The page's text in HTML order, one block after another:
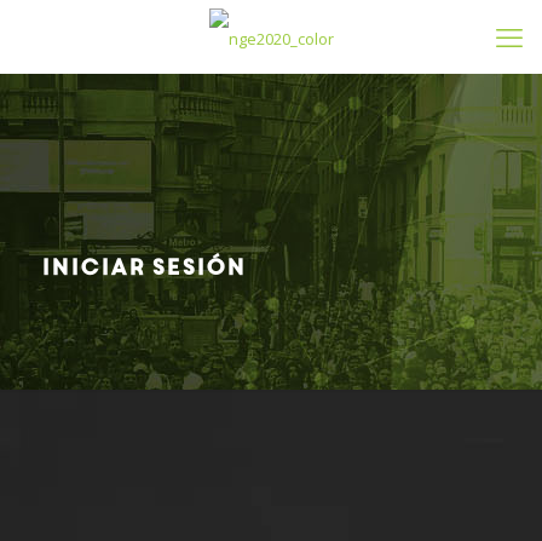
Iniciar sesión